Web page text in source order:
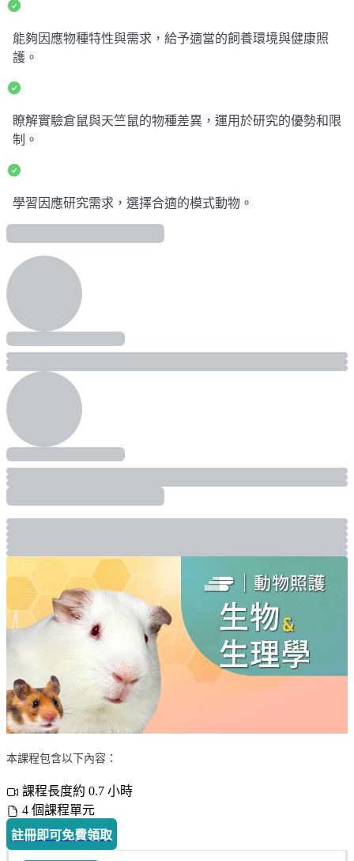
能夠因應物種特性與需求，給予適當的飼養環境與健康照
護。
瞭解實驗倉鼠與天竺鼠的物種差異，運用於研究的優勢和限
制。
學習因應研究需求，選擇合適的模式動物。
本課程包含以下內容：
課程長度約 0.7 小時
4 個課程單元
註冊即可免費領取